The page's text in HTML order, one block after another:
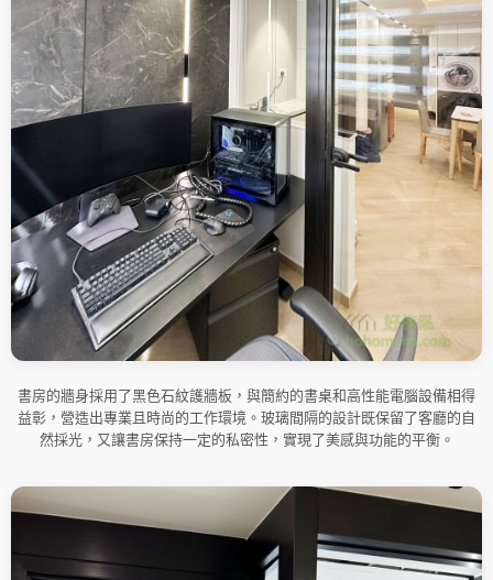
書房的牆身採用了黑色石紋護牆板，與簡約的書桌和高性能電腦設備相得
益彰，營造出專業且時尚的工作環境。玻璃間隔的設計既保留了客廳的自
然採光，又讓書房保持一定的私密性，實現了美感與功能的平衡。